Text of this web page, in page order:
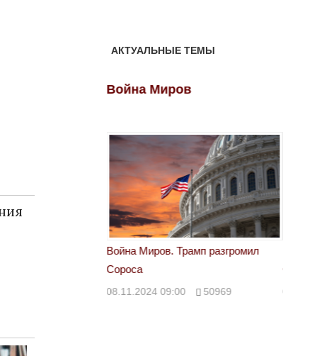
АКТУАЛЬНЫЕ ТЕМЫ
разгромил
Война Миров
Война Миров. Трамп разгромил
Сороса
08.11.2024 09:00 50969